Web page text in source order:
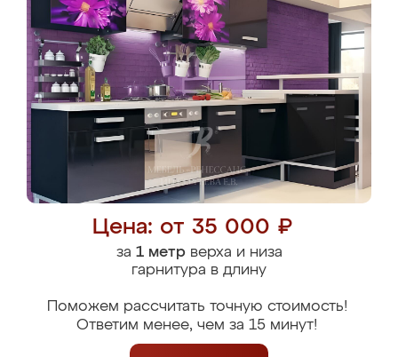
Цена: от 35 000 ₽
за 1 метрверха и низа
гарнитура в длину
Поможем рассчитать точную стоимость!
Ответим менее, чем за 15 минут!